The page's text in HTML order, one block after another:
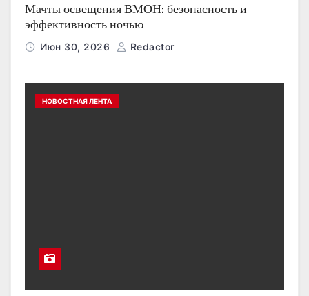
Мачты освещения ВМОН: безопасность и
эффективность ночью
Июн 30, 2026 Redactor
НОВОСТНАЯ ЛЕНТА